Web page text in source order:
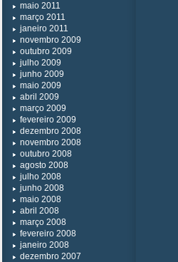
maio 2011
março 2011
janeiro 2011
novembro 2009
outubro 2009
julho 2009
junho 2009
maio 2009
abril 2009
março 2009
fevereiro 2009
dezembro 2008
novembro 2008
outubro 2008
agosto 2008
julho 2008
junho 2008
maio 2008
abril 2008
março 2008
fevereiro 2008
janeiro 2008
dezembro 2007